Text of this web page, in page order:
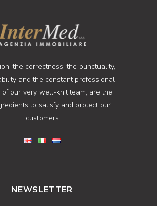
the correctness, the punctuality,
and the constant professional
of our very well-knit team, are the
to satisfy and protect our
customers
NEWSLETTER